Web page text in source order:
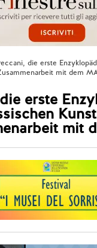
die erste
mit dem
erste
mit